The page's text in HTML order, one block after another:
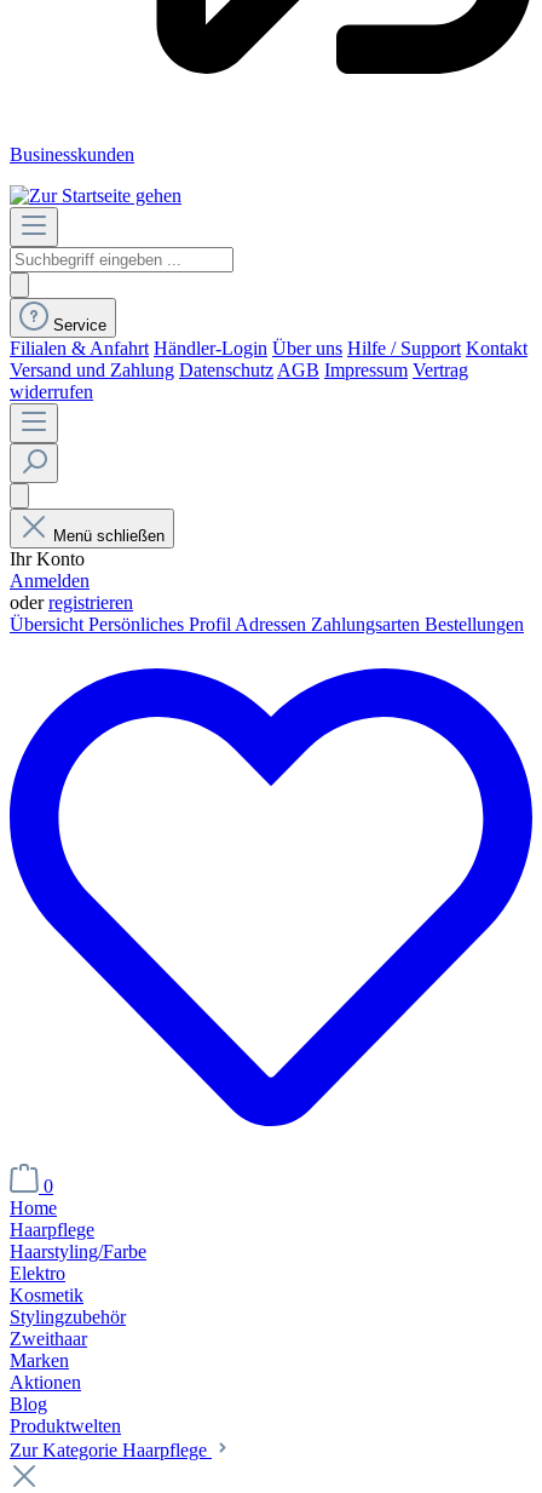
Businesskunden
Service
Filialen & Anfahrt Händler-Login Über uns Hilfe / Support Kontakt
Versand und Zahlung Datenschutz AGB Impressum Vertrag
widerrufen
Menü schließen
Ihr Konto
Anmelden
oderregistrieren
Übersicht Persönliches Profil Adressen Zahlungsarten Bestellungen
0
Home
Haarpflege
Haarstyling/Farbe
Elektro
Kosmetik
Stylingzubehör
Zweithaar
Marken
Aktionen
Blog
Produktwelten
Zur Kategorie Haarpflege